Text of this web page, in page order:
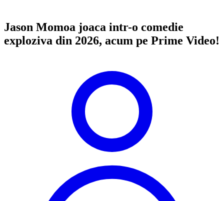
Jason Momoa joaca intr-o comedie
exploziva din 2026, acum pe Prime Video!